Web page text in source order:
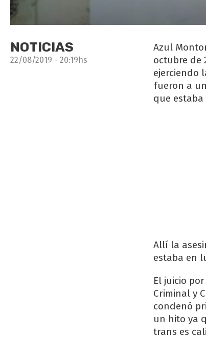
NOTICIAS
22/08/2019 - 20:19hs
Azul
octubre de
ejerciendo
fueron a
que estaba
Allí la
estaba en
El juicio
Criminal y
condenó
un hito ya
trans es